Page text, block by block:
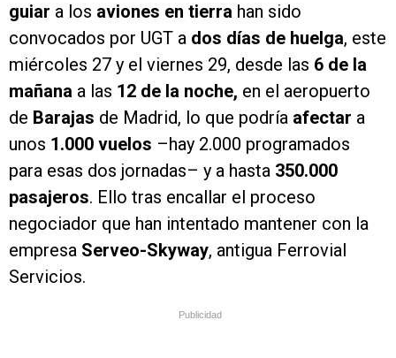
guiar a los aviones en tierra han sido
convocados por UGT a dos días de huelga, este
miércoles 27 y el viernes 29, desde las 6 de la
mañana a las 12 de la noche, en el aeropuerto
de Barajas de Madrid, lo que podría afectar a
unos 1.000 vuelos –hay 2.000 programados
para esas dos jornadas– y a hasta 350.000
pasajeros. Ello tras encallar el proceso
negociador que han intentado mantener con la
empresa Serveo-Skyway, antigua Ferrovial
Servicios.
Publicidad